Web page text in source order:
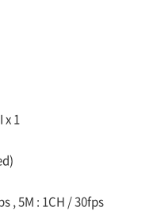
x 1
, 5M : 1CH / 30fps